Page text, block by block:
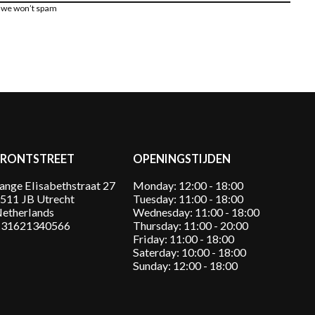
won’t spam
Elisabethstraat 27
JB Utrecht
OPENINGSTIJDEN
Monday: 12:00 - 18:00
Tuesday: 11:00 - 18:00
Wednesday: 11:00 - 18:00
Thursday: 11:00 - 20:00
Friday: 11:00 - 18:00
Saterday: 10:00 - 18:00
Sunday: 12:00 - 18:00